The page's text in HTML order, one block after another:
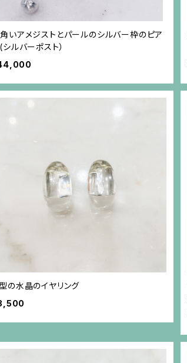
いアメジストとパールのシルバー枠のピア
シルバーポスト）
の水晶のイヤリング